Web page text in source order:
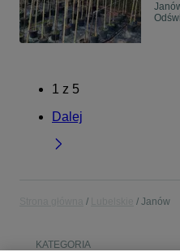
1 z 5
Dalej
Janów
KATEGORIA